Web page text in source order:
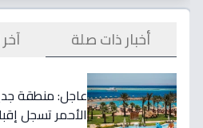
أخبار ذات صلة آخر
عاجل: منطقة
الأحمر تسجل